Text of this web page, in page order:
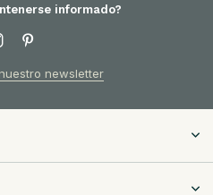
informado?
newsletter